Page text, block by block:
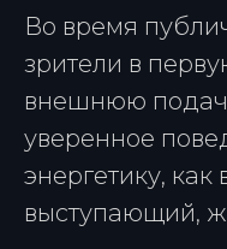
Во время
зрители в
внешнюю
уверенное
энергетику,
выступающий,